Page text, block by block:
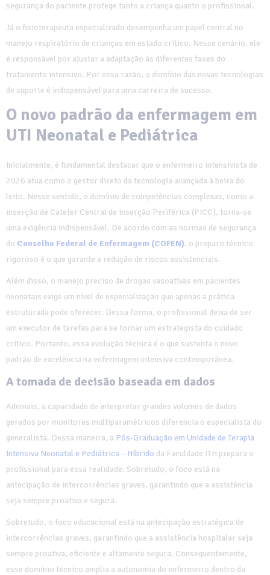
segurança do paciente protege tanto a criança quanto o profissional.
Já o fisioterapeuta especializado desempenha um papel central no
manejo respiratório de crianças em estado crítico. Nesse cenário, ele
é responsável por ajustar a adaptação às diferentes fases do
tratamento intensivo. Por essa razão, o domínio das novas tecnologias
de suporte é indispensável para uma carreira de sucesso.
O novo padrão da enfermagem em
UTI Neonatal e Pediátrica
Inicialmente, é fundamental destacar que o enfermeiro intensivista de
2026 atua como o gestor direto da tecnologia avançada à beira do
leito. Nesse sentido, o domínio de competências complexas, como a
inserção de Cateter Central de Inserção Periférica (PICC), torna-se
uma exigência indispensável. De acordo com as normas de segurança
do Conselho Federal de Enfermagem (COFEN), o preparo técnico
rigoroso é o que garante a redução de riscos assistenciais.
Além disso, o manejo preciso de drogas vasoativas em pacientes
neonatais exige um nível de especialização que apenas a prática
estruturada pode oferecer. Dessa forma, o profissional deixa de ser
um executor de tarefas para se tornar um estrategista do cuidado
crítico. Portanto, essa evolução técnica é o que sustenta o novo
padrão de excelência na enfermagem intensiva contemporânea.
A tomada de decisão baseada em dados
Ademais, a capacidade de interpretar grandes volumes de dados
gerados por monitores multiparamétricos diferencia o especialista do
generalista. Dessa maneira, a Pós-Graduação em Unidade de Terapia
Intensiva Neonatal e Pediátrica – Híbrido da Faculdade ITH prepara o
profissional para essa realidade. Sobretudo, o foco está na
antecipação de intercorrências graves, garantindo que a assistência
seja sempre proativa e segura.
Sobretudo, o foco educacional está na antecipação estratégica de
intercorrências graves, garantindo que a assistência hospitalar seja
sempre proativa, eficiente e altamente segura. Consequentemente,
esse domínio técnico amplia a autonomia do enfermeiro dentro da